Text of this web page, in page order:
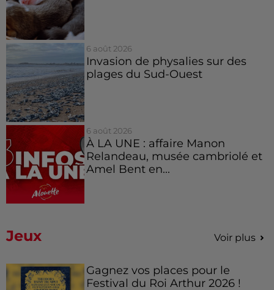
6 août 2026
Invasion de physalies sur des
plages du Sud-Ouest
6 août 2026
À LA UNE : affaire Manon
Relandeau, musée cambriolé et
Amel Bent en...
Jeux Voir plus
Gagnez vos places pour le
Festival du Roi Arthur 2026 !